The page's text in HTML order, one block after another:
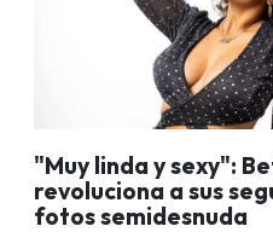
"Muy linda y sexy":
revoluciona a sus
fotos semidesnuda